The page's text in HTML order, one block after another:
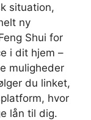
situation,
ny
Shui for
i dit hjem –
muligheder
du linket,
hvor
lån til dig.